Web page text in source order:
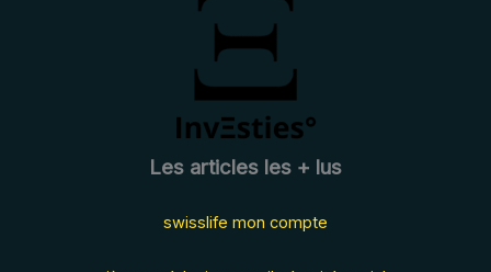
Les articles les + lus
swisslife mon compte